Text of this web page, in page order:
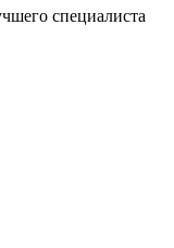
специалиста